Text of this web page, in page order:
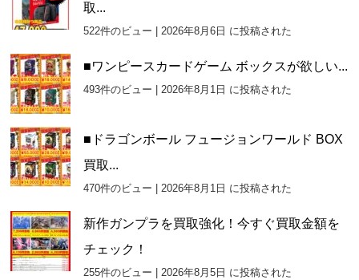
取...
522件のビュー |2026年8月6日 に投稿された
■ワンピースカードゲーム ボックスが欲しい...
493件のビュー |2026年8月1日 に投稿された
■ドラゴンボール フュージョンワールド BOX
買取...
470件のビュー |2026年8月1日 に投稿された
新作ガンプラを買取強化！今すぐ買取金額を
チェック！
255件のビュー |2026年8月5日 に投稿された